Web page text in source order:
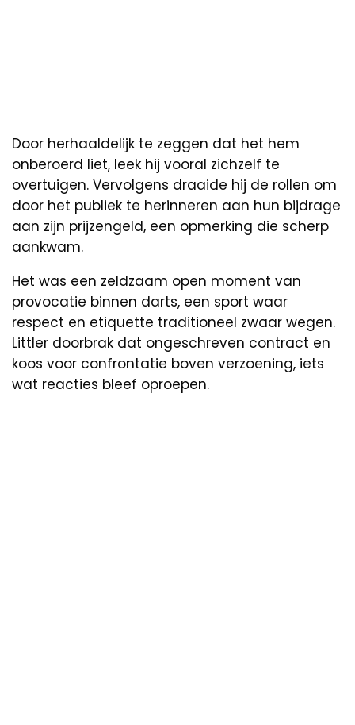
Door herhaaldelijk te zeggen dat het hem
onberoerd liet, leek hij vooral zichzelf te
overtuigen. Vervolgens draaide hij de rollen om
door het publiek te herinneren aan hun bijdrage
aan zijn prijzengeld, een opmerking die scherp
aankwam.
Het was een zeldzaam open moment van
provocatie binnen darts, een sport waar
respect en etiquette traditioneel zwaar wegen.
Littler doorbrak dat ongeschreven contract en
koos voor confrontatie boven verzoening, iets
wat reacties bleef oproepen.